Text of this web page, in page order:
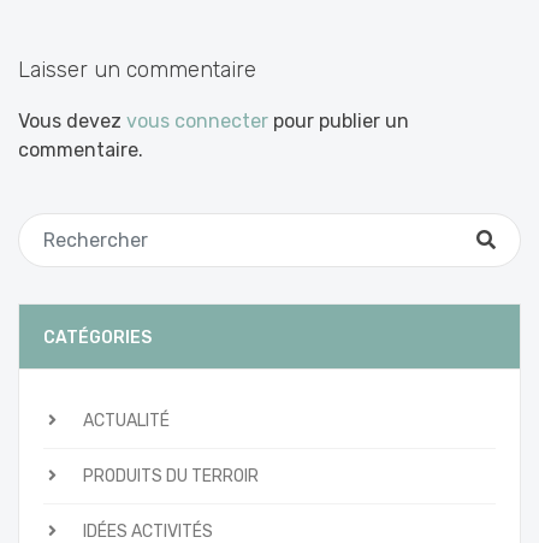
Laisser un commentaire
Vous devez vous connecter pour publier un
commentaire.
CATÉGORIES
ACTUALITÉ
PRODUITS DU TERROIR
IDÉES ACTIVITÉS